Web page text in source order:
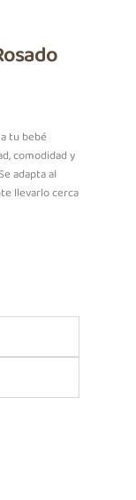
tu bebé
comodidad y
adapta al
llevarlo cerca